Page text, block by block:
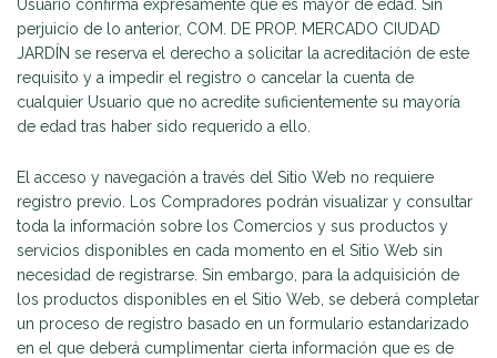
Usuario confirma expresamente que es mayor de edad. Sin
perjuicio de lo anterior, COM. DE PROP. MERCADO CIUDAD
JARDÍN se reserva el derecho a solicitar la acreditación de este
requisito y a impedir el registro o cancelar la cuenta de
cualquier Usuario que no acredite suficientemente su mayoría
de edad tras haber sido requerido a ello.
El acceso y navegación a través del Sitio Web no requiere
registro previo. Los Compradores podrán visualizar y consultar
toda la información sobre los Comercios y sus productos y
servicios disponibles en cada momento en el Sitio Web sin
necesidad de registrarse. Sin embargo, para la adquisición de
los productos disponibles en el Sitio Web, se deberá completar
un proceso de registro basado en un formulario estandarizado
en el que deberá cumplimentar cierta información que es de